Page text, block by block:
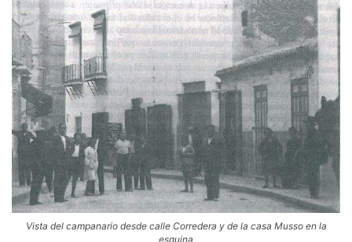
Vista del campanario desde calle Corredera y de la casa Musso en la
esquina